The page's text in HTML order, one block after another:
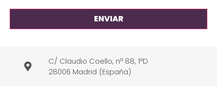
C/ Claudio Coello, nº 88, 1ºD
28006 Madrid (España)